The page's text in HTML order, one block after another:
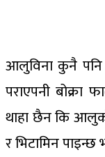
आलुविना कुनै पनि
पराएपनी बोक्रा
थाहा छैन कि
र भिटामिन पाइन्छ